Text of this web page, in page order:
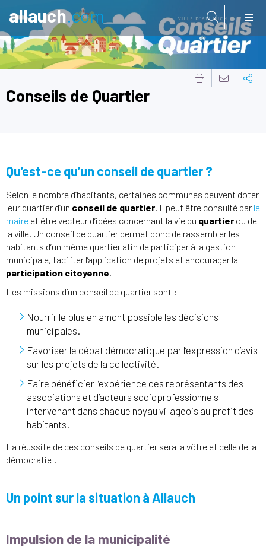
allauch.com
Conseils de Quartier
Qu’est-ce qu’un conseil de quartier ?
Selon le nombre d’habitants, certaines communes peuvent doter
leur quartier d’un conseil de quartier. Il peut être consulté par le
maire et être vecteur d’idées concernant la vie du quartier ou de
la ville. Un conseil de quartier permet donc de rassembler les
habitants d’un même quartier afin de participer à la gestion
municipale, faciliter l’application de projets et encourager la
participation citoyenne.
Les missions d’un conseil de quartier sont :
Nourrir le plus en amont possible les décisions
municipales.
Favoriser le débat démocratique par l’expression d’avis
sur les projets de la collectivité.
Faire bénéficier l’expérience des représentants des
associations et d’acteurs socioprofessionnels
intervenant dans chaque noyau villageois au profit des
habitants.
La réussite de ces conseils de quartier sera la vôtre et celle de la
démocratie !
Un point sur la situation à Allauch
Impulsion de la municipalité